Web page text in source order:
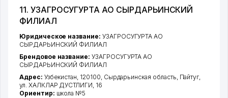
11. УЗАГРОСУГУРТА АО СЫРДАРЬИНСКИЙ
ФИЛИАЛ
Юридическое название: УЗАГРОСУГУРТА АО
СЫРДАРЬИНСКИЙ ФИЛИАЛ
Брендовое название: УЗАГРОСУГУРТА АО
СЫРДАРЬИНСКИЙ ФИЛИАЛ
Адрес: Узбекистан, 120100, Сырдарьинская область, Пайтуг,
ул. ХАЛКЛАР ДУСТЛИГИ, 16
Ориентир: школа №5